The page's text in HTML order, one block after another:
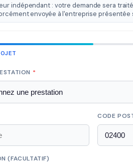
indépendant : votre demande sera
envoyée à l'entreprise présentée
*
CODE
(FACULTATIF)